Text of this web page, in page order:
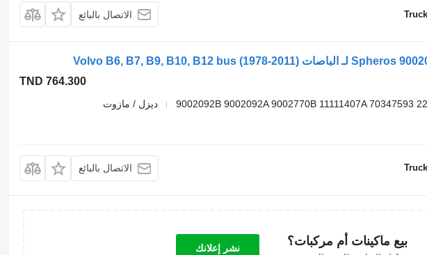
الاتصال بالبائع
TND 764.300
9002092B 9002092A 9002770B 11111407A 70347593
ديزل / مازوت
الاتصال بالبائع
بيع ماكينات أم مركبات؟ نشر إعلانك